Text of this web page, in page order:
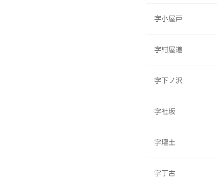
字小屋戸
字紺屋道
字下ノ沢
字社坂
字壇土
字丁古